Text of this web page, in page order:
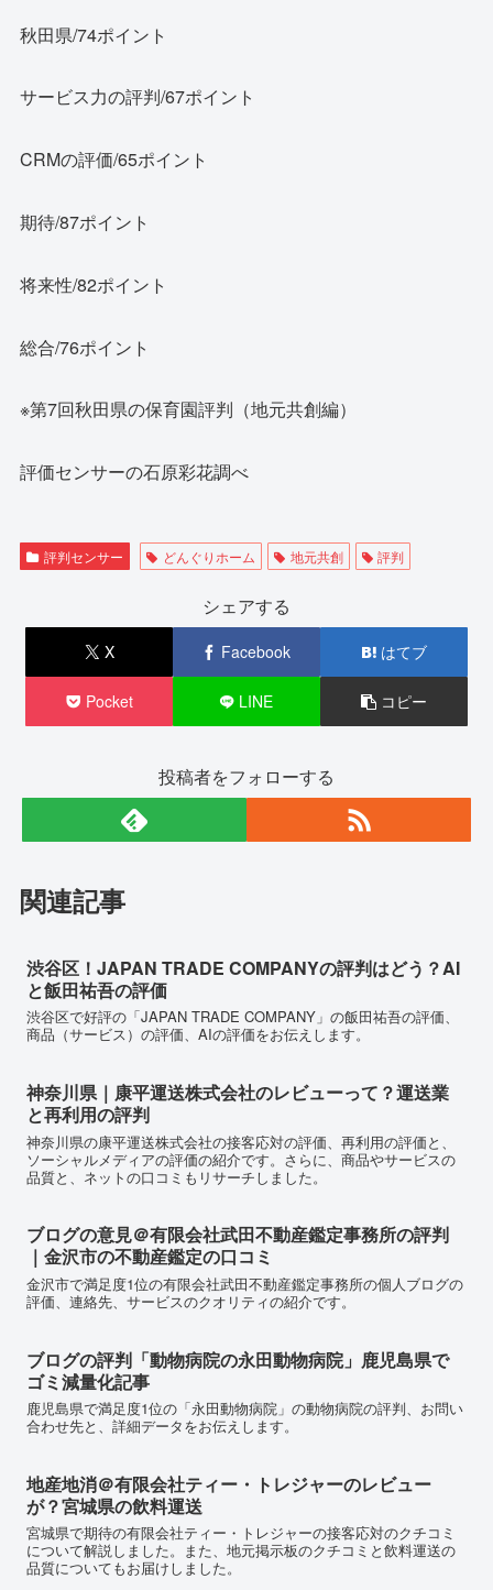
秋田県/74ポイント
サービス力の評判/67ポイント
CRMの評価/65ポイント
期待/87ポイント
将来性/82ポイント
総合/76ポイント
※第7回秋田県の保育園評判（地元共創編）
評価センサーの石原彩花調べ
評判センサー どんぐりホーム 地元共創 評判
シェアする
X Facebook はてブ
Pocket LINE コピー
投稿者をフォローする
関連記事
渋谷区！JAPAN TRADE COMPANYの評判はどう？AI
と飯田祐吾の評価
渋谷区で好評の「JAPAN TRADE COMPANY」の飯田祐吾の評価、
商品（サービス）の評価、AIの評価をお伝えします。
神奈川県｜康平運送株式会社のレビューって？運送業
と再利用の評判
神奈川県の康平運送株式会社の接客応対の評価、再利用の評価と、
ソーシャルメディアの評価の紹介です。さらに、商品やサービスの
品質と、ネットの口コミもリサーチしました。
ブログの意見＠有限会社武田不動産鑑定事務所の評判
｜金沢市の不動産鑑定の口コミ
金沢市で満足度1位の有限会社武田不動産鑑定事務所の個人ブログの
評価、連絡先、サービスのクオリティの紹介です。
ブログの評判「動物病院の永田動物病院」鹿児島県で
ゴミ減量化記事
鹿児島県で満足度1位の「永田動物病院」の動物病院の評判、お問い
合わせ先と、詳細データをお伝えします。
地産地消＠有限会社ティー・トレジャーのレビュー
が？宮城県の飲料運送
宮城県で期待の有限会社ティー・トレジャーの接客応対のクチコミ
について解説しました。また、地元掲示板のクチコミと飲料運送の
品質についてもお届けしました。